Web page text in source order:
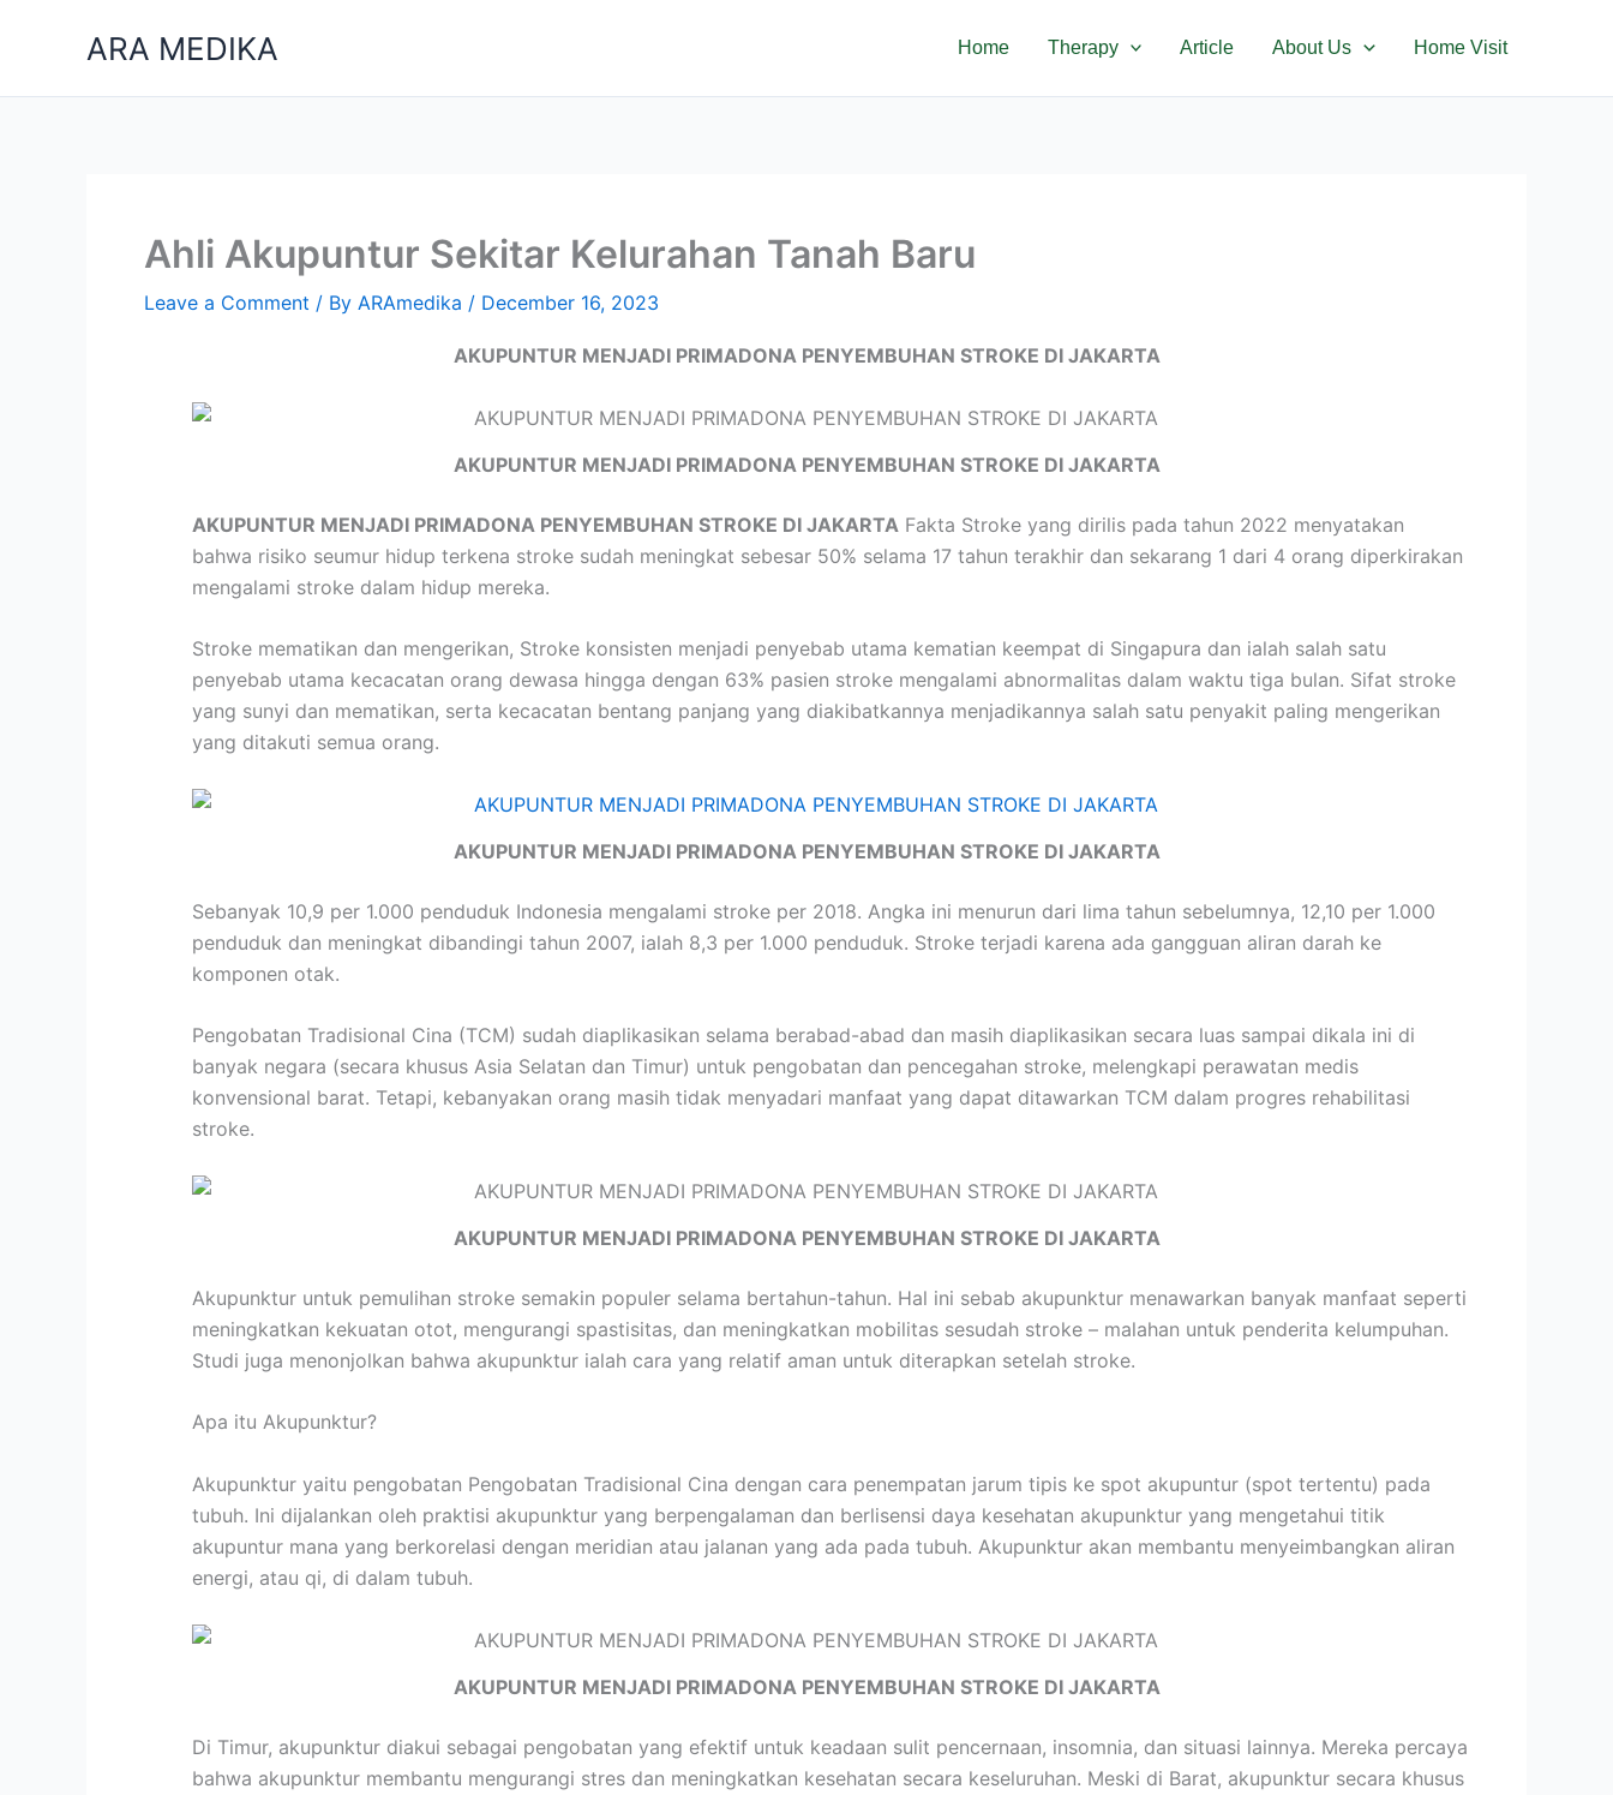
ARA MEDIKA Home Therapy Article About Us Home Visit
Ahli Akupuntur Sekitar Kelurahan Tanah Baru
Leave a Comment / By ARAmedika / December 16, 2023
AKUPUNTUR MENJADI PRIMADONA PENYEMBUHAN STROKE DI JAKARTA
AKUPUNTUR MENJADI PRIMADONA PENYEMBUHAN STROKE DI JAKARTA
AKUPUNTUR MENJADI PRIMADONA PENYEMBUHAN STROKE DI JAKARTA Fakta Stroke yang dirilis pada tahun 2022 menyatakan
bahwa risiko seumur hidup terkena stroke sudah meningkat sebesar 50% selama 17 tahun terakhir dan sekarang 1 dari 4 orang diperkirakan
mengalami stroke dalam hidup mereka.
Stroke mematikan dan mengerikan, Stroke konsisten menjadi penyebab utama kematian keempat di Singapura dan ialah salah satu
penyebab utama kecacatan orang dewasa hingga dengan 63% pasien stroke mengalami abnormalitas dalam waktu tiga bulan. Sifat stroke
yang sunyi dan mematikan, serta kecacatan bentang panjang yang diakibatkannya menjadikannya salah satu penyakit paling mengerikan
yang ditakuti semua orang.
AKUPUNTUR MENJADI PRIMADONA PENYEMBUHAN STROKE DI JAKARTA
Sebanyak 10,9 per 1.000 penduduk Indonesia mengalami stroke per 2018. Angka ini menurun dari lima tahun sebelumnya, 12,10 per 1.000
penduduk dan meningkat dibandingi tahun 2007, ialah 8,3 per 1.000 penduduk. Stroke terjadi karena ada gangguan aliran darah ke
komponen otak.
Pengobatan Tradisional Cina (TCM) sudah diaplikasikan selama berabad-abad dan masih diaplikasikan secara luas sampai dikala ini di
banyak negara (secara khusus Asia Selatan dan Timur) untuk pengobatan dan pencegahan stroke, melengkapi perawatan medis
konvensional barat. Tetapi, kebanyakan orang masih tidak menyadari manfaat yang dapat ditawarkan TCM dalam progres rehabilitasi
stroke.
AKUPUNTUR MENJADI PRIMADONA PENYEMBUHAN STROKE DI JAKARTA
Akupunktur untuk pemulihan stroke semakin populer selama bertahun-tahun. Hal ini sebab akupunktur menawarkan banyak manfaat seperti
meningkatkan kekuatan otot, mengurangi spastisitas, dan meningkatkan mobilitas sesudah stroke – malahan untuk penderita kelumpuhan.
Studi juga menonjolkan bahwa akupunktur ialah cara yang relatif aman untuk diterapkan setelah stroke.
Apa itu Akupunktur?
Akupunktur yaitu pengobatan Pengobatan Tradisional Cina dengan cara penempatan jarum tipis ke spot akupuntur (spot tertentu) pada
tubuh. Ini dijalankan oleh praktisi akupunktur yang berpengalaman dan berlisensi daya kesehatan akupunktur yang mengetahui titik
akupuntur mana yang berkorelasi dengan meridian atau jalanan yang ada pada tubuh. Akupunktur akan membantu menyeimbangkan aliran
energi, atau qi, di dalam tubuh.
AKUPUNTUR MENJADI PRIMADONA PENYEMBUHAN STROKE DI JAKARTA
Di Timur, akupunktur diakui sebagai pengobatan yang efektif untuk keadaan sulit pencernaan, insomnia, dan situasi lainnya. Mereka percaya
bahwa akupunktur membantu mengurangi stres dan meningkatkan kesehatan secara keseluruhan. Meski di Barat, akupunktur secara khusus